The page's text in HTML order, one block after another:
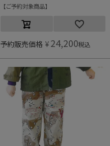
ご予約対象商品
予約販売価格 ¥ 24,200税込